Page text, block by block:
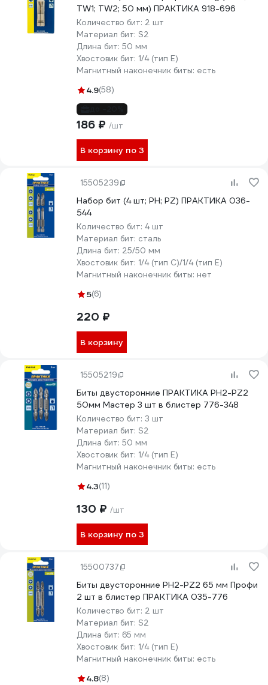
TW1; TW2; 50 мм) ПРАКТИКА 918-696
Количество бит: 2 шт
Материал бит: S2
Длина бит: 50 мм
Хвостовик бит: 1/4 (тип Е)
Магнитный наконечник биты: есть
4.9(58)
186 ₽ /шт
В корзину по 3
15505239
Набор бит (4 шт; PH; PZ) ПРАКТИКА 036-
544
Количество бит: 4 шт
Материал бит: сталь
Длина бит: 25/50 мм
Хвостовик бит: 1/4 (тип С)/1/4 (тип Е)
Магнитный наконечник биты: нет
5(6)
220 ₽
В корзину
15505219
Биты двусторонние ПРАКТИКА PH2-PZ2
50мм Мастер 3 шт в блистер 776-348
Количество бит: 3 шт
Материал бит: S2
Длина бит: 50 мм
Хвостовик бит: 1/4 (тип Е)
Магнитный наконечник биты: есть
4.3(11)
130 ₽ /шт
В корзину по 3
15500737
Биты двусторонние PH2-PZ2 65 мм Профи
2 шт в блистер ПРАКТИКА 035-776
Количество бит: 2 шт
Материал бит: S2
Длина бит: 65 мм
Хвостовик бит: 1/4 (тип Е)
Магнитный наконечник биты: есть
4.8(8)